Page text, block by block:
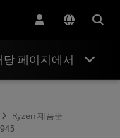
당 페이지에서
Ryzen 제품군